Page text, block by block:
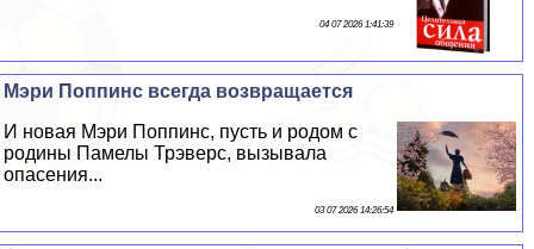
04 07 2026 1:41:39
Мэри Поппинс всегда возвращается
И новая Мэри Поппинс, пусть и родом с
родины Памелы Трэверс, вызывала
опасения...
03 07 2026 14:26:54